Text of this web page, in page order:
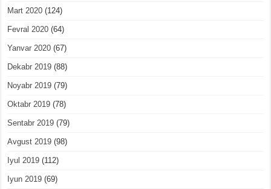
Mart 2020 (124)
Fevral 2020 (64)
Yanvar 2020 (67)
Dekabr 2019 (88)
Noyabr 2019 (79)
Oktabr 2019 (78)
Sentabr 2019 (79)
Avgust 2019 (98)
Iyul 2019 (112)
Iyun 2019 (69)